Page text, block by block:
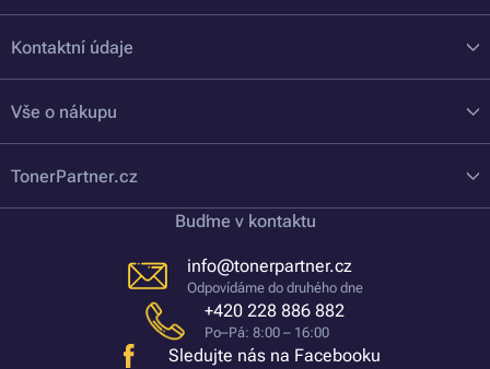
Kontaktní údaje
Vše o nákupu
TonerPartner.cz
Buďme v kontaktu
info@tonerpartner.cz
Odpovídáme do druhého dne
+420 228 886 882
Po–Pá: 8:00 – 16:00
Sledujte nás na Facebooku